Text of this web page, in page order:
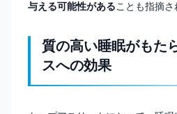
与える可能性があることも指摘さ
質の高い睡眠がもた
スへの効果